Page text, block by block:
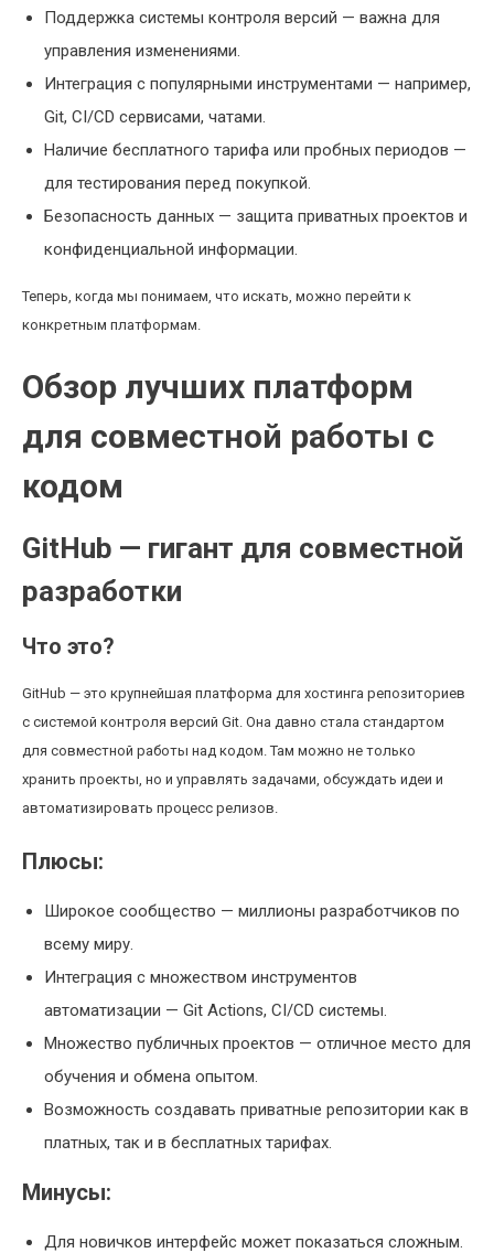
Поддержка системы контроля версий — важна для
управления изменениями.
Интеграция с популярными инструментами — например,
Git, CI/CD сервисами, чатами.
Наличие бесплатного тарифа или пробных периодов —
для тестирования перед покупкой.
Безопасность данных — защита приватных проектов и
конфиденциальной информации.
Теперь, когда мы понимаем, что искать, можно перейти к
конкретным платформам.
Обзор лучших платформ
для совместной работы с
кодом
GitHub — гигант для совместной
разработки
Что это?
GitHub — это крупнейшая платформа для хостинга репозиториев
с системой контроля версий Git. Она давно стала стандартом
для совместной работы над кодом. Там можно не только
хранить проекты, но и управлять задачами, обсуждать идеи и
автоматизировать процесс релизов.
Плюсы:
Широкое сообщество — миллионы разработчиков по
всему миру.
Интеграция с множеством инструментов
автоматизации — Git Actions, CI/CD системы.
Множество публичных проектов — отличное место для
обучения и обмена опытом.
Возможность создавать приватные репозитории как в
платных, так и в бесплатных тарифах.
Минусы:
Для новичков интерфейс может показаться сложным.